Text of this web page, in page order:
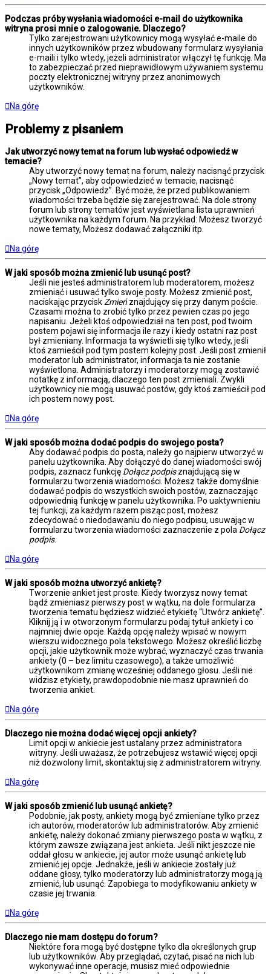
Podczas próby wysłania wiadomości e-mail do użytkownika
witryna prosi mnie o zalogowanie. Dlaczego?
Tylko zarejestrowani użytkownicy mogą wysyłać e-maile do
innych użytkowników przez wbudowany formularz wysyłania
e-maili i tylko wtedy, jeżeli administrator włączył tę funkcję. Ma
to zabezpieczać przed nieprawidłowym używaniem systemu
poczty elektronicznej witryny przez anonimowych
użytkowników.
Na górę
Problemy z pisaniem
Jak utworzyć nowy temat na forum lub wysłać odpowiedź w
temacie?
Aby utworzyć nowy temat na forum, należy nacisnąć przycisk
„Nowy temat”, aby odpowiedzieć w temacie, nacisnąć
przycisk „Odpowiedz”. Być może, że przed publikowaniem
wiadomości trzeba będzie się zarejestrować. Na dole strony
forum lub strony tematów jest wyświetlana lista uprawnień
użytkownika na każdym forum. Na przykład: Możesz tworzyć
nowe tematy, Możesz dodawać załączniki itp.
Na górę
W jaki sposób można zmienić lub usunąć post?
Jeśli nie jesteś administratorem lub moderatorem, możesz
zmieniać i usuwać tylko swoje posty. Możesz zmienić post,
naciskając przyciskZmieńznajdujący się przy danym poście.
Czasami można to zrobić tylko przez pewien czas po jego
napisaniu. Jeżeli ktoś odpowiedział na ten post, pod twoim
postem pojawi się informacja ile razy i kiedy ostatni raz post
był zmieniany. Informacja ta wyświetli się tylko wtedy, jeśli
ktoś zamieścił pod tym postem kolejny post. Jeśli post zmienił
moderator lub administrator, informacja ta nie zostanie
wyświetlona. Administratorzy i moderatorzy mogą zostawić
notatkę z informacją, dlaczego ten post zmieniali. Zwykli
użytkownicy nie mogą usuwać postów, gdy ktoś zamieścił pod
ich postem nowy post.
Na górę
W jaki sposób można dodać podpis do swojego posta?
Aby dodawać podpis do posta, należy go najpierw utworzyć w
panelu użytkownika. Aby dołączyć do danej wiadomości swój
podpis, zaznacz funkcję Dołącz podpisznajdującą się w
formularzu tworzenia wiadomości. Możesz także domyślnie
dodawać podpis do wszystkich swoich postów, zaznaczając
odpowiednią funkcję w panelu użytkownika. Po uaktywnieniu
tej funkcji, za każdym razem pisząc post, możesz
zdecydować o niedodawaniu do niego podpisu, usuwając w
formularzu tworzenia wiadomości zaznaczenie z pola Dołącz
podpis.
Na górę
W jaki sposób można utworzyć ankietę?
Tworzenie ankiet jest proste. Kiedy tworzysz nowy temat
bądź zmieniasz pierwszy post w wątku, na dole formularza
tworzenia tematu będziesz widzieć etykietę “Utwórz ankietę”.
Kliknij ją i w otworzonym formularzu podaj tytuł ankiety i co
najmniej dwie opcje. Każdą opcję należy wpisać w nowym
wierszu widocznego pola tekstowego. Możesz określić liczbę
opcji, jakie użytkownik może wybrać, wyznaczyć czas trwania
ankiety (0 – bez limitu czasowego), a także umożliwić
użytkownikom zmianę wcześniej oddanego głosu. Jeśli nie
widzisz etykiety, prawdopodobnie nie masz uprawnień do
tworzenia ankiet.
Na górę
Dlaczego nie można dodać więcej opcji ankiety?
Limit opcji w ankiecie jest ustalany przez administratora
witryny. Jeśli uważasz, że potrzebujesz wstawić więcej opcji
niż dozwolony limit, skontaktuj się z administratorem witryny.
Na górę
W jaki sposób zmienić lub usunąć ankietę?
Podobnie, jak posty, ankiety mogą być zmieniane tylko przez
ich autorów, moderatorów lub administratorów. Aby zmienić
ankietę, należy dokonać zmiany pierwszego posta w wątku, z
którym zawsze związana jest ankieta. Jeśli nikt jeszcze nie
oddał głosu w ankiecie, jej autor może usunąć ankietę lub
zmienić jej opcje. Jednakże, jeśli w ankiecie zostały już
oddane głosy, tylko moderatorzy lub administratorzy mogą ją
zmienić, lub usunąć. Zapobiega to modyfikowaniu ankiety w
czasie jej trwania.
Na górę
Dlaczego nie mam dostępu do forum?
Niektóre fora mogą być dostępne tylko dla określonych grup
lub użytkowników. Aby przeglądać, czytać, pisać na nich lub
wykonywać inne operacje, musisz mieć odpowiednie